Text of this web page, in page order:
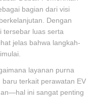
bagian dari visi
Dengan
tersebar luas serta
jelas bahwa langkah-
layanan purna
terkait perawatan EV
ini sangat penting